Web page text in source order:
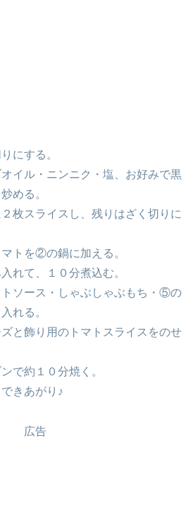
にする。
イル・ニンニク・塩、お好みで黒
める。
スライスし、残りはざく切りに
トを②の鍋に加える。
て、１０分煮込む。
ソース・しゃぶしゃぶもち・⑤の
れる。
と飾り用のトマトスライスをのせ
約１０分焼く。
きあがり♪
広告